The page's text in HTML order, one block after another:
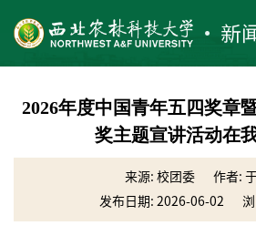
2026年度中国青年五四奖章
奖主题宣讲活动在
来源: 校团委
作者:
发布日期: 2026-06-02